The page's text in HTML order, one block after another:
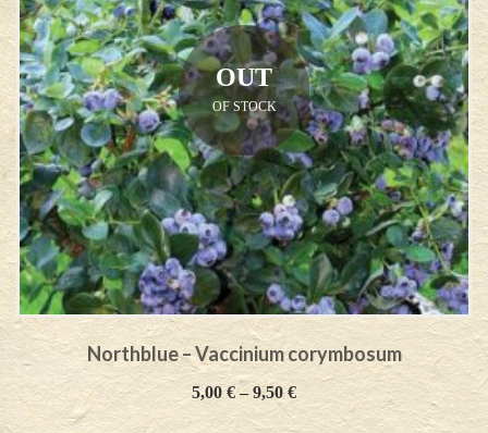
OUT
OF STOCK
Northblue – Vaccinium corymbosum
5,00€ –9,50 €